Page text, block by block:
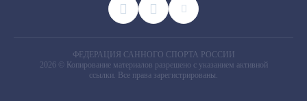
ФЕДЕРАЦИЯ САННОГО СПОРТА РОССИИ
2026 © Копирование материалов разрешено с указанием активной
ссылки. Все права зарегистрированы.